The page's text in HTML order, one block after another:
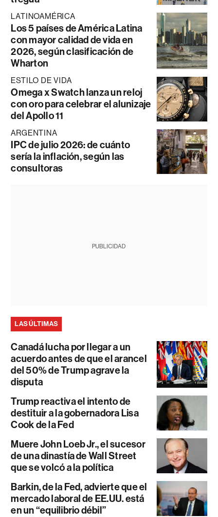
LATINOAMÉRICA
Los 5 países de América Latina
con mayor calidad de vida en
2026, según clasificación de
Wharton
ESTILO DE VIDA
Omega x Swatch lanza un reloj
con oro para celebrar el alunizaje
del Apollo 11
ARGENTINA
IPC de julio 2026: de cuánto
sería la inflación, según las
consultoras
PUBLICIDAD
LAS ÚLTIMAS
Canadá lucha por llegar a un
acuerdo antes de que el arancel
del 50% de Trump agrave la
disputa
Trump reactiva el intento de
destituir a la gobernadora Lisa
Cook de la Fed
Muere John Loeb Jr., el sucesor
de una dinastía de Wall Street
que se volcó a la política
Barkin, de la Fed, advierte que el
mercado laboral de EE.UU. está
en un “equilibrio débil”